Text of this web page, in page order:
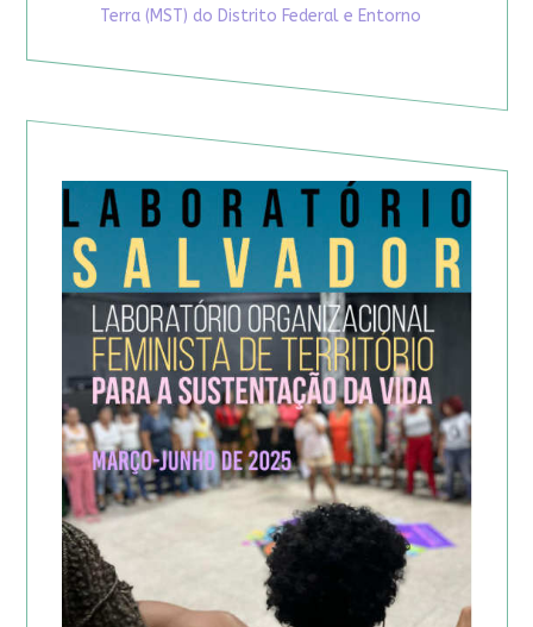
Terra (MST) do Distrito Federal e Entorno